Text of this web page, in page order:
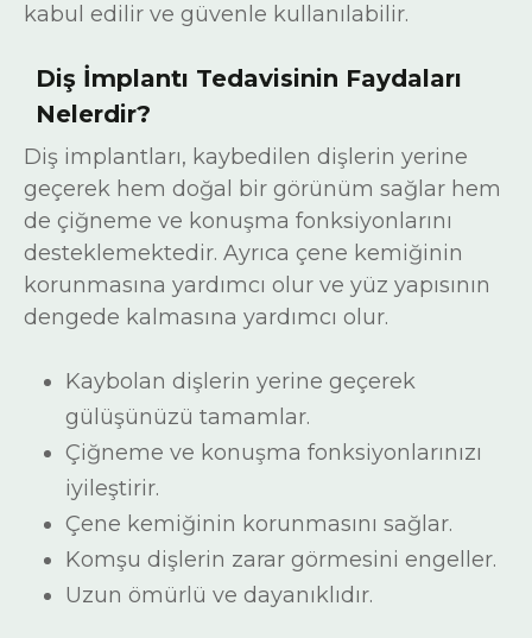
kabul edilir ve güvenle kullanılabilir.
Diş İmplantı Tedavisinin Faydaları
Nelerdir?
Diş implantları, kaybedilen dişlerin yerine
geçerek hem doğal bir görünüm sağlar hem
de çiğneme ve konuşma fonksiyonlarını
desteklemektedir. Ayrıca çene kemiğinin
korunmasına yardımcı olur ve yüz yapısının
dengede kalmasına yardımcı olur.
Kaybolan dişlerin yerine geçerek
gülüşünüzü tamamlar.
Çiğneme ve konuşma fonksiyonlarınızı
iyileştirir.
Çene kemiğinin korunmasını sağlar.
Komşu dişlerin zarar görmesini engeller.
Uzun ömürlü ve dayanıklıdır.